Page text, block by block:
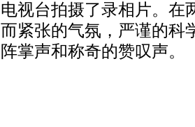
电视台拍摄了录相片。在
而紧张的气氛，严谨的科
阵掌声和称奇的赞叹声。